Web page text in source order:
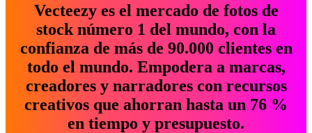
Vecteezy es el mercado de fotos de
stock número 1 del mundo, con la
confianza de más de 90.000 clientes en
todo el mundo. Empodera a marcas,
creadores y narradores con recursos
creativos que ahorran hasta un 76 %
en tiempo y presupuesto.